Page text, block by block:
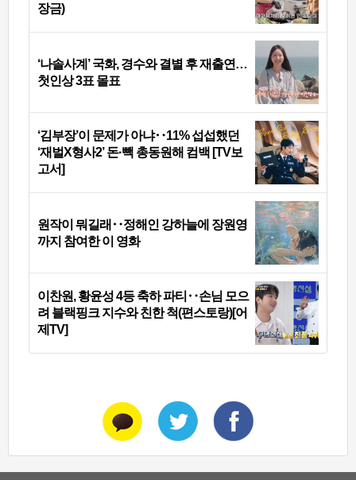
장금)
‘나솔사계’ 국화, 경수와 결별 후 재출연…
첫인상 3표 몰표
‘김부장’이 문제가 아냐‥11% 섭섭했던
‘재벌X형사2’ 돈·빽 총동원해 컴백 [TV보
고서]
원작이 뭐길래‥정해인 강하늘에 장원영
까지 참여한 이 영화
이찬원, 황윤성 4등 축하 파티‥손님 모으
려 블랙핑크 지수와 친한 척(편스토랑)[어
제TV]